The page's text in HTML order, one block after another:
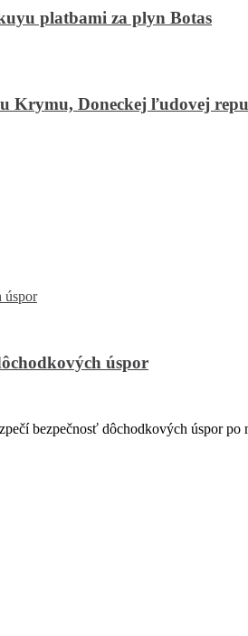
platbami za plyn Botas
Krymu, Doneckej ľudovej
úspor
bezpečnosť dôchodkových úspor po